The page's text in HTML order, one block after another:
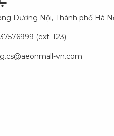
Dương Nội, Thành phố Hà
(ext. 123)
vn.com